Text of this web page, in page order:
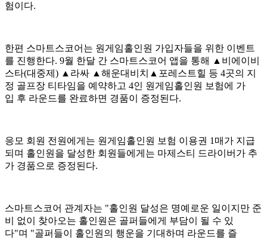
험이다.
한편 스마트스코어는 원게임홀인원 가입자들을 위한 이벤트
를 진행한다. 9월 한달 간 스마트스코어 앱을 통해 ▲비에이비
스타(대중제) ▲라싸 ▲해운대비치▲포레스트힐 등 4곳의 지
정 골프장 티타임을 예약하고 4인 원게임홀인원 보험에 가
입 후 라운드를 완료하면 경품이 증정된다.
응모 회원 전원에게는 원게임홀인원 보험 이용권 1매가 지급
되며 홀인원을 달성한 회원들에게는 마제스티 드라이버가 추
가 경품으로 증정된다.
스마트스코어 관계자는 "홀인원 달성은 명예로운 일이지만 준
비 없이 찾아오는 홀인원은 골퍼들에게 부담이 될 수 있
다"며 "골퍼들이 홀인원의 행운을 기대하며 라운드를 즐